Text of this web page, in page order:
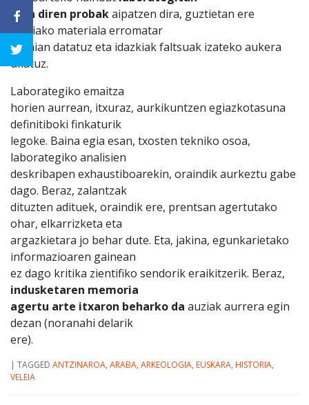
egin diren probakaipatzen dira, guztietan ere
Veleiako materiala erromatar
garaian datatuz eta idazkiak faltsuak izateko aukera
ukatuz.
Laborategiko emaitza
horien aurrean, itxuraz, aurkikuntzen egiazkotasuna
definitiboki finkaturik
legoke. Baina egia esan, txosten tekniko osoa,
laborategiko analisien
deskribapen exhaustiboarekin, oraindik aurkeztu gabe
dago. Beraz, zalantzak
dituzten adituek, oraindik ere, prentsan agertutako
ohar, elkarrizketa eta
argazkietara jo behar dute. Eta, jakina, egunkarietako
informazioaren gainean
ez dago kritika zientifiko sendorik eraikitzerik. Beraz,
indusketaren memoria
agertu arte itxaron beharko da auziak aurrera egin
dezan (noranahi delarik
ere).
| TAGGED ANTZINAROA, ARABA, ARKEOLOGIA, EUSKARA, HISTORIA,
VELEIA